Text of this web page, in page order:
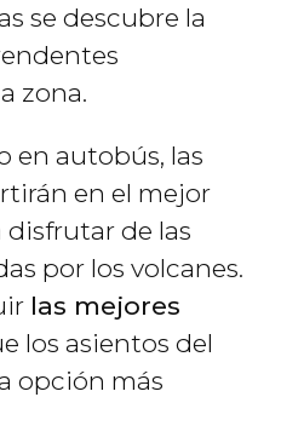
se descubre la
zona.
en autobús, las
en el mejor
disfrutar de las
por los volcanes.
las mejores
los asientos del
opción más